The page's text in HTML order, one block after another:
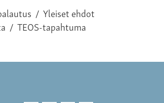
/ Yleiset ehdot
/ TEOS-tapahtuma